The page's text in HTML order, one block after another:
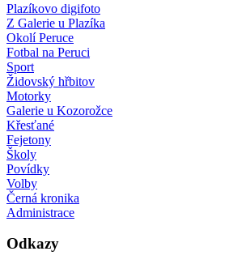
Plazíkovo digifoto
Z Galerie u Plazíka
Okolí Peruce
Fotbal na Peruci
Sport
Židovský hřbitov
Motorky
Galerie u Kozorožce
Křesťané
Fejetony
Školy
Povídky
Volby
Černá kronika
Administrace
Odkazy